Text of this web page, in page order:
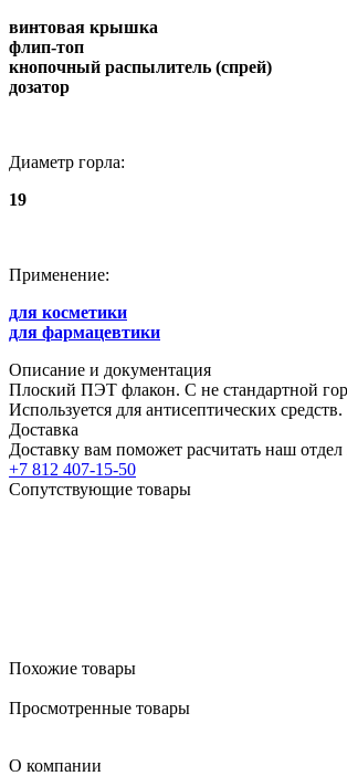
винтовая крышка
флип-топ
кнопочный распылитель (спрей)
дозатор
Диаметр горла:
19
Применение:
для косметики
для фармацевтики
Описание и документация
Плоский ПЭТ флакон. С не стандартной
Используется для антисептических средств.
Доставка
Доставку вам поможет расчитать наш отдел
+7 812 407-15-50
Сопутствующие товары
Похожие товары
Просмотренные товары
О компании